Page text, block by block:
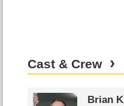
Cast & Crew
Brian